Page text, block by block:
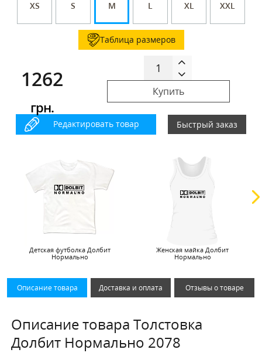
XS S M L XL XXL
Таблица размеров
1262
грн.
Купить
Редактировать товар Быстрый заказ
Детская футболка Долбит
Нормально
Женская майка Долбит
Нормально
Описание товара Доставка и оплата Отзывы о товаре
Описание товара Толстовка
Долбит Нормально 2078